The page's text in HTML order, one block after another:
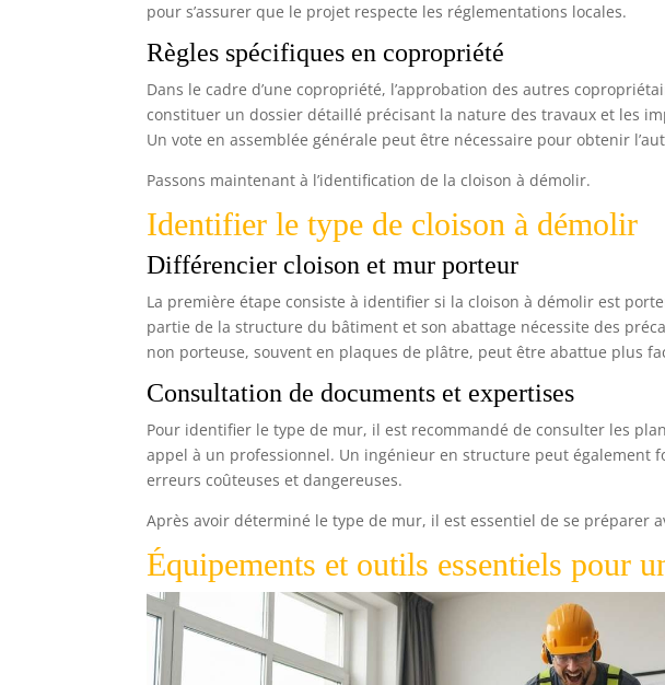
pour s’assurer que le projet respecte les réglementations locales.
Règles spécifiques en copropriété
Dans le cadre d’une copropriété, l’approbation des autres
constituer un dossier détaillé précisant la nature des travaux et les
Un vote en assemblée générale peut être nécessaire pour obtenir
Passons maintenant à l’identification de la cloison à démolir.
Identifier le type de cloison à démolir
Différencier cloison et mur porteur
La première étape consiste à identifier si la cloison à démolir est
partie de la structure du bâtiment et son abattage nécessite des
non porteuse, souvent en plaques de plâtre, peut être abattue plus
Consultation de documents et expertises
Pour identifier le type de mur, il est recommandé de consulter les
appel à un professionnel. Un ingénieur en structure peut également
erreurs coûteuses et dangereuses.
Après avoir déterminé le type de mur, il est essentiel de se préparer
Équipements et outils essentiels pour